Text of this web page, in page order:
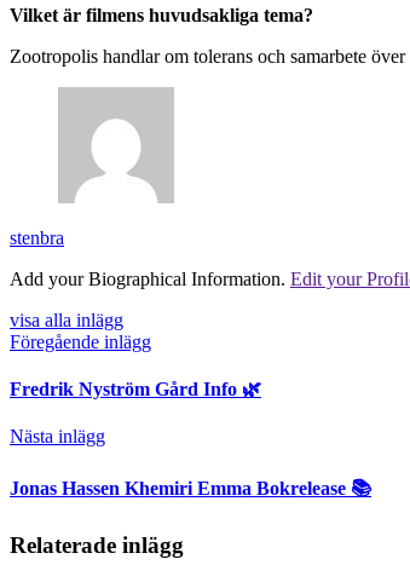
Vilket är filmens huvudsakliga tema?
Zootropolis handlar om tolerans och samarbete över
stenbra
Add your Biographical Information. Edit your
visa alla inlägg
Föregående inlägg
Fredrik Nyström Gård Info 🌿
Nästa inlägg
Jonas Hassen Khemiri Emma Bokrelease 📚
Relaterade inlägg